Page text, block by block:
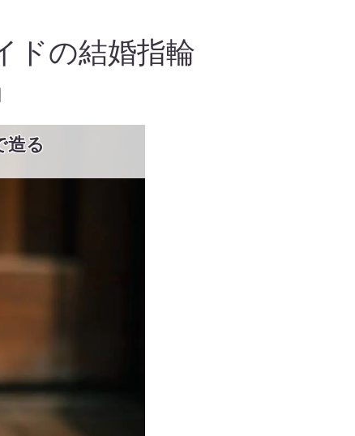
ドの結婚指輪
造る